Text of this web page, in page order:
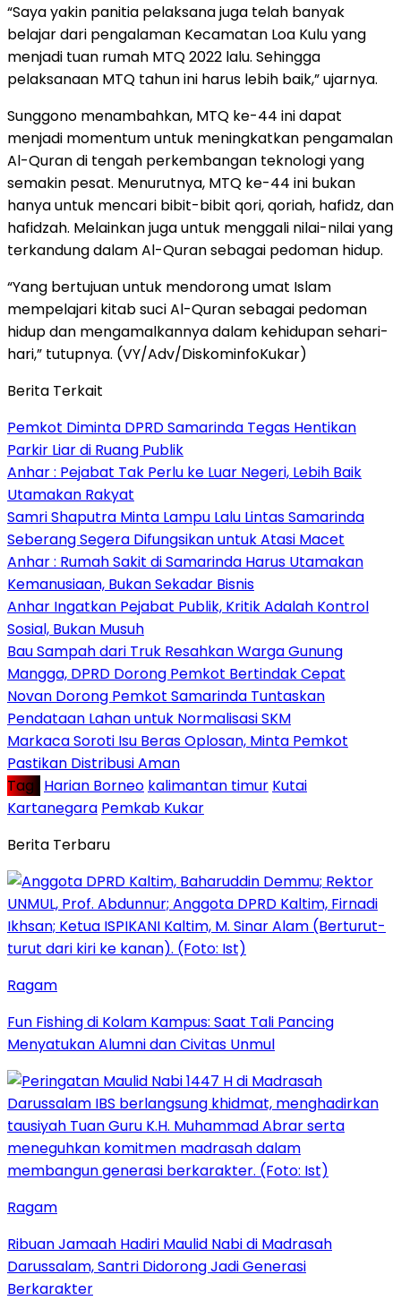
“Saya yakin panitia pelaksana juga telah banyak
belajar dari pengalaman Kecamatan Loa Kulu yang
menjadi tuan rumah MTQ 2022 lalu. Sehingga
pelaksanaan MTQ tahun ini harus lebih baik,” ujarnya.
Sunggono menambahkan, MTQ ke-44 ini dapat
menjadi momentum untuk meningkatkan pengamalan
Al-Quran di tengah perkembangan teknologi yang
semakin pesat. Menurutnya, MTQ ke-44 ini bukan
hanya untuk mencari bibit-bibit qori, qoriah, hafidz, dan
hafidzah. Melainkan juga untuk menggali nilai-nilai yang
terkandung dalam Al-Quran sebagai pedoman hidup.
“Yang bertujuan untuk mendorong umat Islam
mempelajari kitab suci Al-Quran sebagai pedoman
hidup dan mengamalkannya dalam kehidupan sehari-
hari,” tutupnya. (VY/Adv/DiskominfoKukar)
Berita Terkait
Pemkot Diminta DPRD Samarinda Tegas Hentikan
Parkir Liar di Ruang Publik
Anhar : Pejabat Tak Perlu ke Luar Negeri, Lebih Baik
Utamakan Rakyat
Samri Shaputra Minta Lampu Lalu Lintas Samarinda
Seberang Segera Difungsikan untuk Atasi Macet
Anhar : Rumah Sakit di Samarinda Harus Utamakan
Kemanusiaan, Bukan Sekadar Bisnis
Anhar Ingatkan Pejabat Publik, Kritik Adalah Kontrol
Sosial, Bukan Musuh
Bau Sampah dari Truk Resahkan Warga Gunung
Mangga, DPRD Dorong Pemkot Bertindak Cepat
Novan Dorong Pemkot Samarinda Tuntaskan
Pendataan Lahan untuk Normalisasi SKM
Markaca Soroti Isu Beras Oplosan, Minta Pemkot
Pastikan Distribusi Aman
Tag : Harian Borneo kalimantan timur Kutai
Kartanegara Pemkab Kukar
Berita Terbaru
Ragam
Fun Fishing di Kolam Kampus: Saat Tali Pancing
Menyatukan Alumni dan Civitas Unmul
Ragam
Ribuan Jamaah Hadiri Maulid Nabi di Madrasah
Darussalam, Santri Didorong Jadi Generasi
Berkarakter